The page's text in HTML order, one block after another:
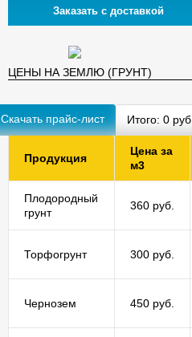
Заказать с доставкой
ЦЕНЫ НА ЗЕМЛЮ (ГРУНТ)
Скачать прайс-лист Итого: 0 руб.
Продукция
Цена за
м3
Плодородный
грунт
360 руб.
Торфогрунт 300 руб.
Чернозем 450 руб.